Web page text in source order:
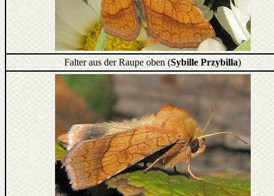
Falter aus der Raupe oben (Sybille Przybilla)